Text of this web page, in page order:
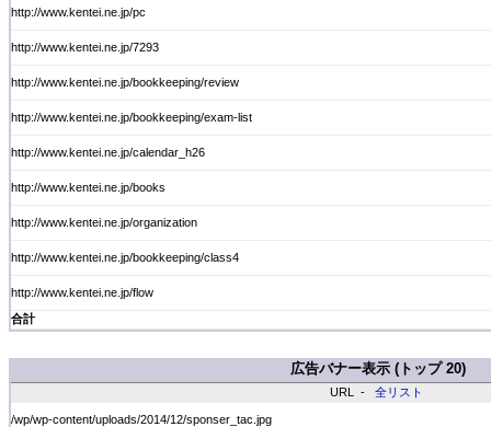
http://www.kentei.ne.jp/pc
http://www.kentei.ne.jp/7293
http://www.kentei.ne.jp/bookkeeping/review
http://www.kentei.ne.jp/bookkeeping/exam-list
http://www.kentei.ne.jp/calendar_h26
http://www.kentei.ne.jp/books
http://www.kentei.ne.jp/organization
http://www.kentei.ne.jp/bookkeeping/class4
http://www.kentei.ne.jp/flow
合計
広告バナー表示 (トップ 20)
URL - 全リスト
/wp/wp-content/uploads/2014/12/sponser_tac.jpg